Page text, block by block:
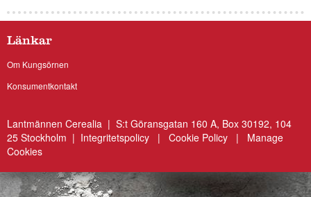
Länkar
Om Kungsörnen
Konsumentkontakt
Lantmännen Cerealia | S:t Göransgatan 160 A, Box 30192, 104
25 Stockholm | Integritetspolicy | Cookie Policy | Manage
Cookies